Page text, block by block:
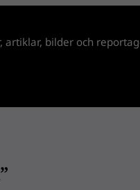
artiklar, bilder och